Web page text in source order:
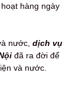
hàng ngày
nước, dịch vụ
đã ra đời để
và nước.